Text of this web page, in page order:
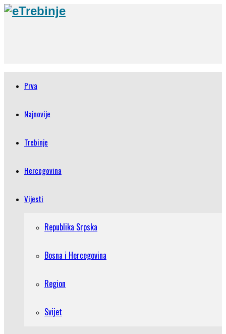
Prva
Najnovije
Trebinje
Hercegovina
Vijesti
Republika Srpska
Bosna i Hercegovina
Region
Svijet